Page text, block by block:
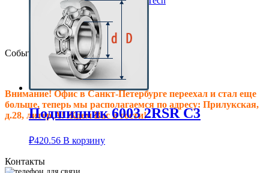
Сальники подшипника
Клиновые ремни
Техпластина резиновая
События
Внимание! Офис в Санкт-Петербурге переехал и стал еще
больше, теперь мы располагаемся по адресу: Прилукская,
д.28, литер.А! Ждем Вас в гости!
Подшипник 6003 2RSR C3
₽420.56 В корзину
Контакты